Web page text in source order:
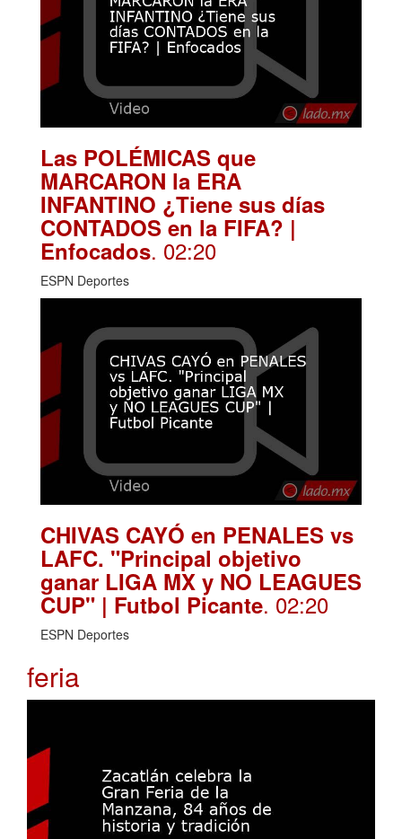
Las POLÉMICAS que
MARCARON la ERA
INFANTINO ¿Tiene sus días
CONTADOS en la FIFA? |
Enfocados. 02:20
ESPN Deportes
CHIVAS CAYÓ en PENALES vs
LAFC. "Principal objetivo
ganar LIGA MX y NO LEAGUES
CUP" | Futbol Picante. 02:20
ESPN Deportes
feria